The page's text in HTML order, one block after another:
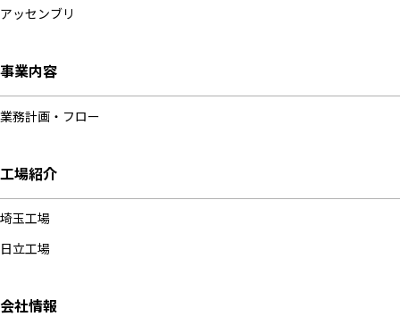
アッセンブリ
事業内容
業務計画・フロー
工場紹介
埼玉工場
日立工場
会社情報